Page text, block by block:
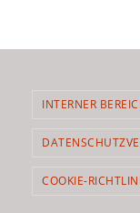
INTERNER
COOKIE-